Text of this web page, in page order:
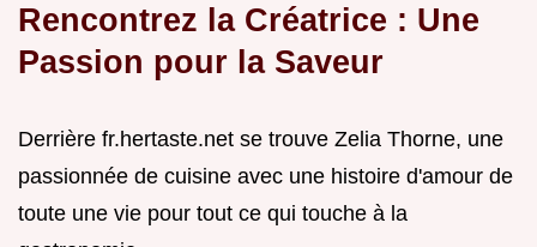
Rencontrez la Créatrice : Une
Passion pour la Saveur
Derrière fr.hertaste.net se trouve Zelia Thorne, une
passionnée de cuisine avec une histoire d'amour de
toute une vie pour tout ce qui touche à la